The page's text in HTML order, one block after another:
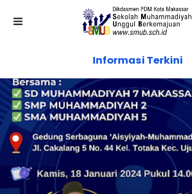
Informasi Terkini